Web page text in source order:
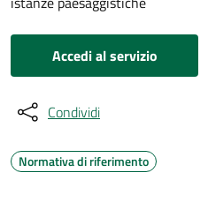
Accedi al servizio
Condividi
Normativa di riferimento